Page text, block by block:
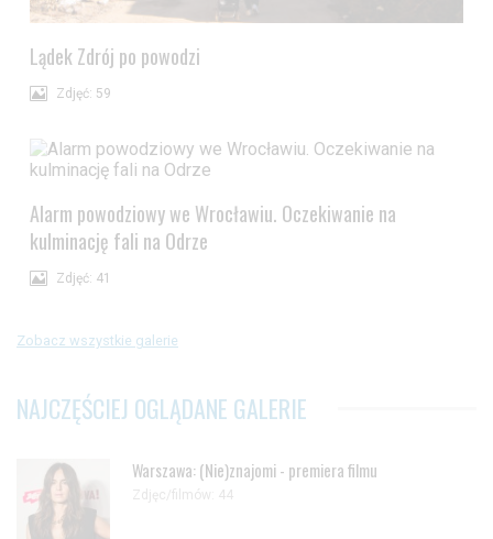
Lądek Zdrój po powodzi
Zdjęć: 59
Alarm powodziowy we Wrocławiu. Oczekiwanie na
kulminację fali na Odrze
Zdjęć: 41
Zobacz wszystkie galerie
NAJCZĘŚCIEJ OGLĄDANE GALERIE
Warszawa: (Nie)znajomi - premiera filmu
Zdjęc/filmów: 44